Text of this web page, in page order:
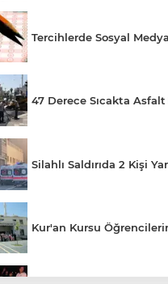
Tercihlerde Sosyal
47 Derece Sıcakta Asfalt
Silahlı Saldırıda 2 Kişi
Kur'an Kursu